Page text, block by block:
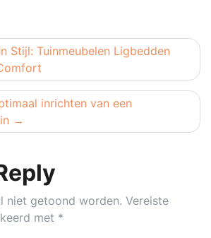
Stijl: Tuinmeubelen Ligbedden
inrichten van een
niet getoond worden. Vereiste
met *